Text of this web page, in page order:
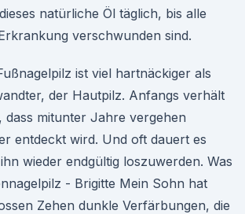
natürliche Öl täglich, bis alle
verschwunden sind.
ist viel hartnäckiger als
der Hautpilz. Anfangs verhält
dass mitunter Jahre vergehen
entdeckt wird. Und oft dauert es
wieder endgültig loszuwerden. Was
- Brigitte Mein Sohn hat
Zehen dunkle Verfärbungen, die